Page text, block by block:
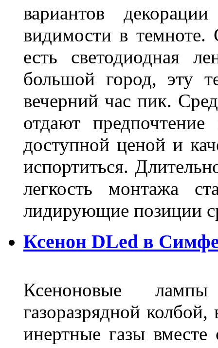
вариантов
видимости в темноте.
есть светодиодная
большой город, эту
вечерний час пик.
отдают
доступной ценой и
испортиться.
легкость монтажа
лидирующие
Ксенон DLed в
Ксеноновые
газоразрядной
инертные газы